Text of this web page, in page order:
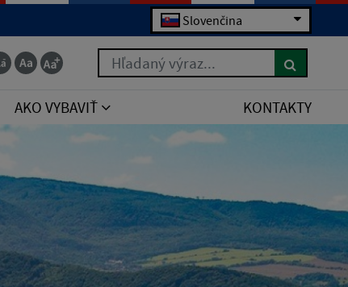
Slovenčina
Hľadaný výraz...
AKO VYBAVIŤ KONTAKTY